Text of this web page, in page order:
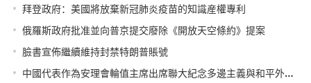
• 拜登政府：美國將放棄新冠肺炎疫苗的知識産權專利
• 俄羅斯政府批准並向普京提交廢除《開放天空條約》提案
• 臉書宣佈繼續維持封禁特朗普賬號
• 中國代表作為安理會輪值主席出席聯大紀念多邊主義與和平外交國際日互動對話會